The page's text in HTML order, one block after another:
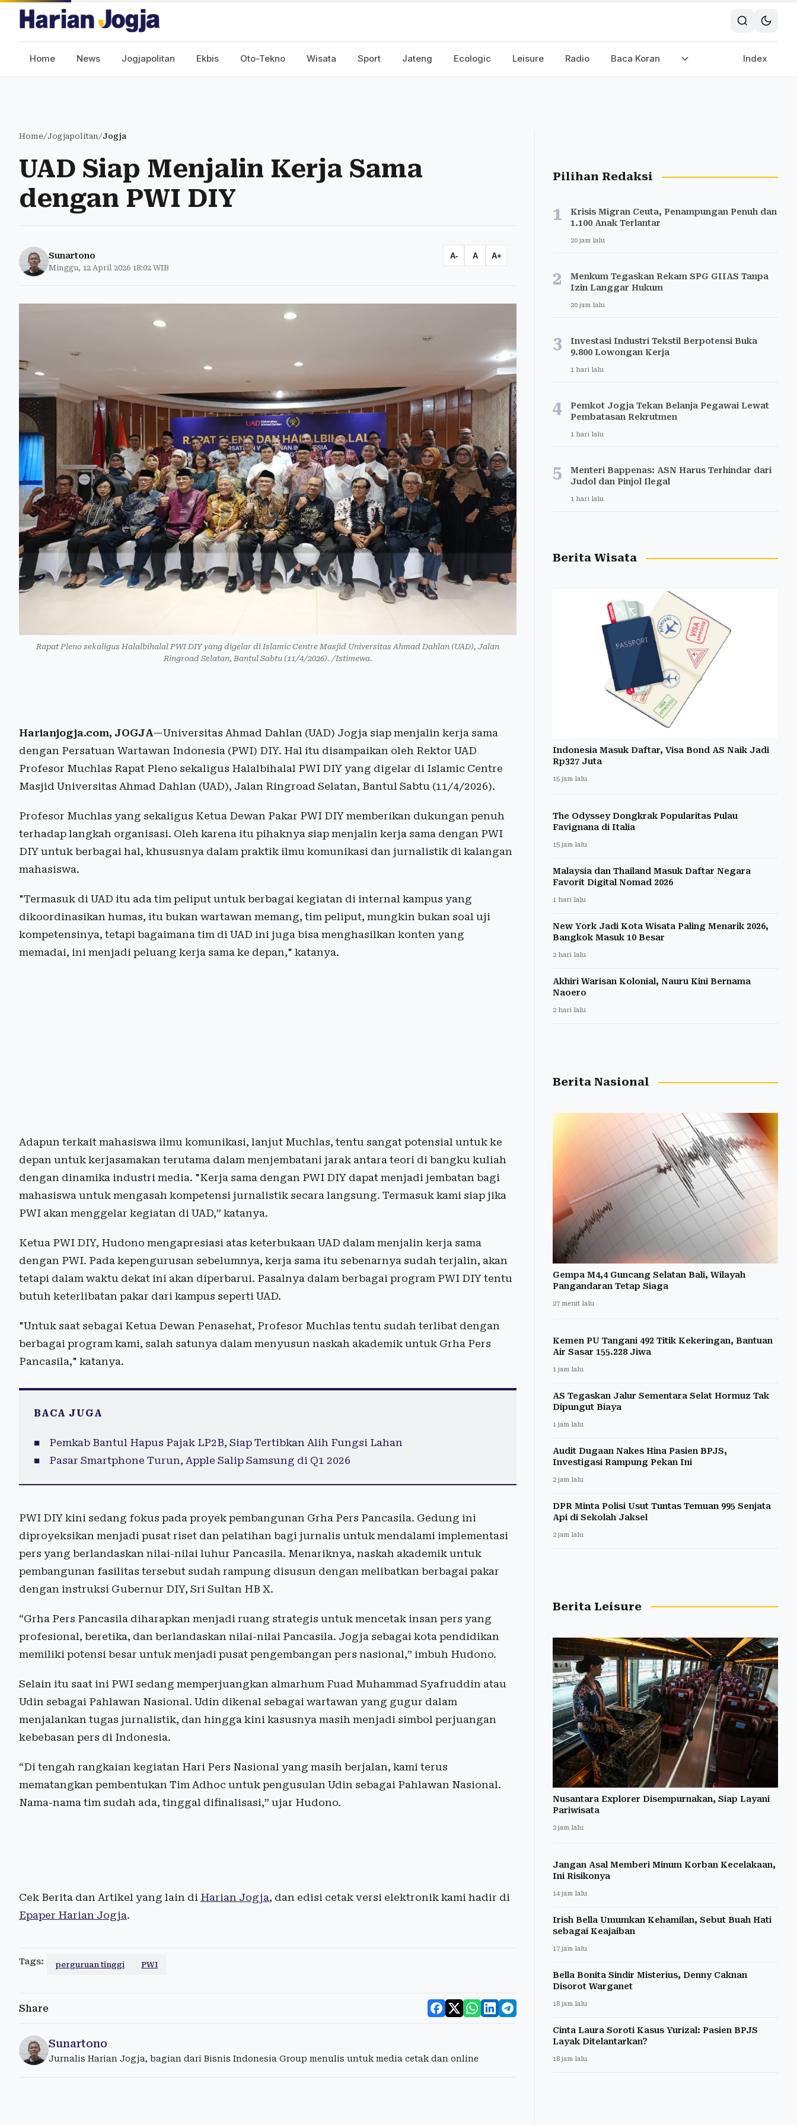
Home News Jogjapolitan Ekbis Oto-Tekno Wisata Sport Jateng Ecologic Leisure Radio Baca Koran Index
Home/Jogjapolitan/Jogja
UAD Siap Menjalin Kerja Sama
dengan PWI DIY
Sunartono
Minggu, 12 April 2026 18:02 WIB
A- A A+
Rapat Pleno sekaligus Halalbihalal PWI DIY yang digelar di Islamic Centre Masjid Universitas Ahmad Dahlan (UAD), Jalan
Ringroad Selatan, Bantul Sabtu (11/4/2026). /Istimewa.
Harianjogja.com, JOGJA—Universitas Ahmad Dahlan (UAD) Jogja siap menjalin kerja sama
dengan Persatuan Wartawan Indonesia (PWI) DIY. Hal itu disampaikan oleh Rektor UAD
Profesor Muchlas Rapat Pleno sekaligus Halalbihalal PWI DIY yang digelar di Islamic Centre
Masjid Universitas Ahmad Dahlan (UAD), Jalan Ringroad Selatan, Bantul Sabtu (11/4/2026).
Profesor Muchlas yang sekaligus Ketua Dewan Pakar PWI DIY memberikan dukungan penuh
terhadap langkah organisasi. Oleh karena itu pihaknya siap menjalin kerja sama dengan PWI
DIY untuk berbagai hal, khususnya dalam praktik ilmu komunikasi dan jurnalistik di kalangan
mahasiswa.
"Termasuk di UAD itu ada tim peliput untuk berbagai kegiatan di internal kampus yang
dikoordinasikan humas, itu bukan wartawan memang, tim peliput, mungkin bukan soal uji
kompetensinya, tetapi bagaimana tim di UAD ini juga bisa menghasilkan konten yang
memadai, ini menjadi peluang kerja sama ke depan," katanya.
Adapun terkait mahasiswa ilmu komunikasi, lanjut Muchlas, tentu sangat potensial untuk ke
depan untuk kerjasamakan terutama dalam menjembatani jarak antara teori di bangku kuliah
dengan dinamika industri media. "Kerja sama dengan PWI DIY dapat menjadi jembatan bagi
mahasiswa untuk mengasah kompetensi jurnalistik secara langsung. Termasuk kami siap jika
PWI akan menggelar kegiatan di UAD,” katanya.
Ketua PWI DIY, Hudono mengapresiasi atas keterbukaan UAD dalam menjalin kerja sama
dengan PWI. Pada kepengurusan sebelumnya, kerja sama itu sebenarnya sudah terjalin, akan
tetapi dalam waktu dekat ini akan diperbarui. Pasalnya dalam berbagai program PWI DIY tentu
butuh keterlibatan pakar dari kampus seperti UAD.
"Untuk saat sebagai Ketua Dewan Penasehat, Profesor Muchlas tentu sudah terlibat dengan
berbagai program kami, salah satunya dalam menyusun naskah akademik untuk Grha Pers
Pancasila," katanya.
BACA JUGA
Pemkab Bantul Hapus Pajak LP2B, Siap Tertibkan Alih Fungsi Lahan
Pasar Smartphone Turun, Apple Salip Samsung di Q1 2026
PWI DIY kini sedang fokus pada proyek pembangunan Grha Pers Pancasila. Gedung ini
diproyeksikan menjadi pusat riset dan pelatihan bagi jurnalis untuk mendalami implementasi
pers yang berlandaskan nilai-nilai luhur Pancasila. Menariknya, naskah akademik untuk
pembangunan fasilitas tersebut sudah rampung disusun dengan melibatkan berbagai pakar
dengan instruksi Gubernur DIY, Sri Sultan HB X.
“Grha Pers Pancasila diharapkan menjadi ruang strategis untuk mencetak insan pers yang
profesional, beretika, dan berlandaskan nilai-nilai Pancasila. Jogja sebagai kota pendidikan
memiliki potensi besar untuk menjadi pusat pengembangan pers nasional,” imbuh Hudono.
Selain itu saat ini PWI sedang memperjuangkan almarhum Fuad Muhammad Syafruddin atau
Udin sebagai Pahlawan Nasional. Udin dikenal sebagai wartawan yang gugur dalam
menjalankan tugas jurnalistik, dan hingga kini kasusnya masih menjadi simbol perjuangan
kebebasan pers di Indonesia.
“Di tengah rangkaian kegiatan Hari Pers Nasional yang masih berjalan, kami terus
mematangkan pembentukan Tim Adhoc untuk pengusulan Udin sebagai Pahlawan Nasional.
Nama-nama tim sudah ada, tinggal difinalisasi,” ujar Hudono.
Cek Berita dan Artikel yang lain di Harian Jogja, dan edisi cetak versi elektronik kami hadir di
Epaper Harian Jogja.
Tags: perguruan tinggi PWI
Share
Sunartono
Jurnalis Harian Jogja, bagian dari Bisnis Indonesia Group menulis untuk media cetak dan online
Pilihan Redaksi
1
Krisis Migran Ceuta, Penampungan Penuh dan
1.100 Anak Terlantar
20 jam lalu
2
Menkum Tegaskan Rekam SPG GIIAS Tanpa
Izin Langgar Hukum
20 jam lalu
3
Investasi Industri Tekstil Berpotensi Buka
9.800 Lowongan Kerja
1 hari lalu
4
Pemkot Jogja Tekan Belanja Pegawai Lewat
Pembatasan Rekrutmen
1 hari lalu
5
Menteri Bappenas: ASN Harus Terhindar dari
Judol dan Pinjol Ilegal
1 hari lalu
Berita Wisata
Indonesia Masuk Daftar, Visa Bond AS Naik Jadi
Rp327 Juta
15 jam lalu
The Odyssey Dongkrak Popularitas Pulau
Favignana di Italia
15 jam lalu
Malaysia dan Thailand Masuk Daftar Negara
Favorit Digital Nomad 2026
1 hari lalu
New York Jadi Kota Wisata Paling Menarik 2026,
Bangkok Masuk 10 Besar
2 hari lalu
Akhiri Warisan Kolonial, Nauru Kini Bernama
Naoero
2 hari lalu
Berita Nasional
Gempa M4,4 Guncang Selatan Bali, Wilayah
Pangandaran Tetap Siaga
27 menit lalu
Kemen PU Tangani 492 Titik Kekeringan, Bantuan
Air Sasar 155.228 Jiwa
1 jam lalu
AS Tegaskan Jalur Sementara Selat Hormuz Tak
Dipungut Biaya
1 jam lalu
Audit Dugaan Nakes Hina Pasien BPJS,
Investigasi Rampung Pekan Ini
2 jam lalu
DPR Minta Polisi Usut Tuntas Temuan 995 Senjata
Api di Sekolah Jaksel
2 jam lalu
Berita Leisure
Nusantara Explorer Disempurnakan, Siap Layani
Pariwisata
2 jam lalu
Jangan Asal Memberi Minum Korban Kecelakaan,
Ini Risikonya
14 jam lalu
Irish Bella Umumkan Kehamilan, Sebut Buah Hati
sebagai Keajaiban
17 jam lalu
Bella Bonita Sindir Misterius, Denny Caknan
Disorot Warganet
18 jam lalu
Cinta Laura Soroti Kasus Yurizal: Pasien BPJS
Layak Ditelantarkan?
18 jam lalu